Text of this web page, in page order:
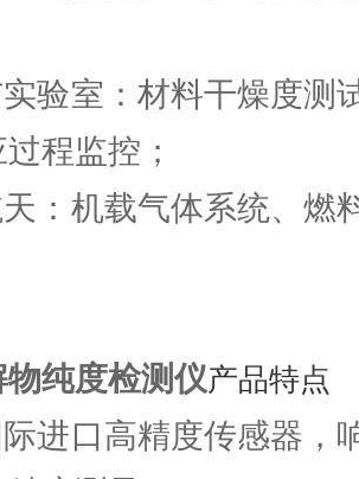
验室：材料干燥度测
程监控；
：机载气体系统、燃
纯度检测仪产品特点
进口高精度传感器，